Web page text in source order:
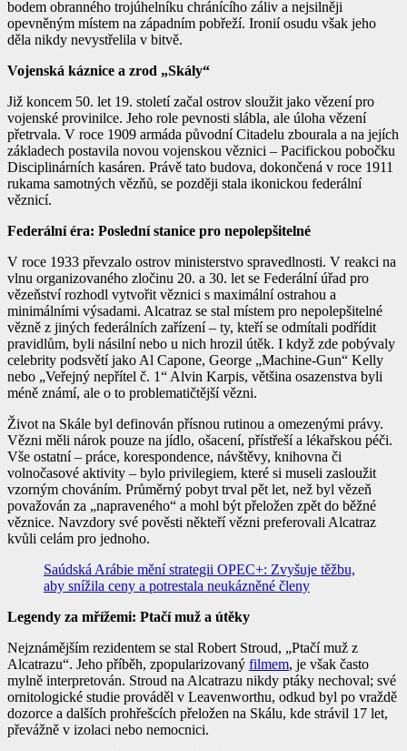
bodem obranného trojúhelníku chránícího záliv a nejsilněji
opevněným místem na západním pobřeží. Ironií osudu však jeho
děla nikdy nevystřelila v bitvě.
Vojenská káznice a zrod „Skály“
Již koncem 50. let 19. století začal ostrov sloužit jako vězení pro
vojenské provinilce. Jeho role pevnosti slábla, ale úloha vězení
přetrvala. V roce 1909 armáda původní Citadelu zbourala a na jejích
základech postavila novou vojenskou věznici – Pacifickou pobočku
Disciplinárních kasáren. Právě tato budova, dokončená v roce 1911
rukama samotných vězňů, se později stala ikonickou federální
věznicí.
Federální éra: Poslední stanice pro nepolepšitelné
V roce 1933 převzalo ostrov ministerstvo spravedlnosti. V reakci na
vlnu organizovaného zločinu 20. a 30. let se Federální úřad pro
vězeňství rozhodl vytvořit věznici s maximální ostrahou a
minimálními výsadami. Alcatraz se stal místem pro nepolepšitelné
vězně z jiných federálních zařízení – ty, kteří se odmítali podřídit
pravidlům, byli násilní nebo u nich hrozil útěk. I když zde pobývaly
celebrity podsvětí jako Al Capone, George „Machine-Gun“ Kelly
nebo „Veřejný nepřítel č. 1“ Alvin Karpis, většina osazenstva byli
méně známí, ale o to problematičtější vězni.
Život na Skále byl definován přísnou rutinou a omezenými právy.
Vězni měli nárok pouze na jídlo, ošacení, přístřeší a lékařskou péči.
Vše ostatní – práce, korespondence, návštěvy, knihovna či
volnočasové aktivity – bylo privilegiem, které si museli zasloužit
vzorným chováním. Průměrný pobyt trval pět let, než byl vězeň
považován za „napraveného“ a mohl být přeložen zpět do běžné
věznice. Navzdory své pověsti někteří vězni preferovali Alcatraz
kvůli celám pro jednoho.
Saúdská Arábie mění strategii OPEC+: Zvyšuje těžbu,
aby snížila ceny a potrestala neukázněné členy
Legendy za mřížemi: Ptačí muž a útěky
Nejznámějším rezidentem se stal Robert Stroud, „Ptačí muž z
Alcatrazu“. Jeho příběh, zpopularizovaný filmem, je však často
mylně interpretován. Stroud na Alcatrazu nikdy ptáky nechoval; své
ornitologické studie prováděl v Leavenworthu, odkud byl po vraždě
dozorce a dalších prohřešcích přeložen na Skálu, kde strávil 17 let,
převážně v izolaci nebo nemocnici.